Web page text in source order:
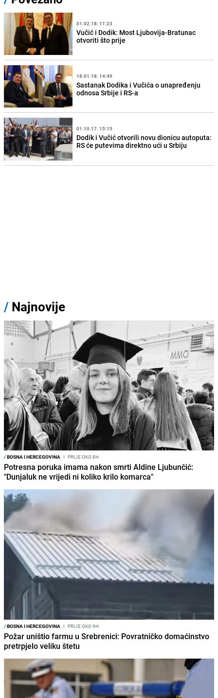
01.02.18. 11:23
Vučić i Dodik: Most Ljubovija-Bratunac
otvoriti što prije
18.01.18. 14:49
Sastanak Dodika i Vučića o unapređenju
odnosa Srbije i RS-a
01.10.17. 15:15
Dodik i Vučić otvorili novu dionicu autoputa:
RS će putevima direktno ući u Srbiju
/ Najnovije
/BOSNA I HERCEGOVINA I PRIJE OKO 8H
Potresna poruka imama nakon smrti Aldine Ljubunčić:
"Dunjaluk ne vrijedi ni koliko krilo komarca"
/BOSNA I HERCEGOVINA I PRIJE OKO 9H
Požar uništio farmu u Srebrenici: Povratničko domaćinstvo
pretrpjelo veliku štetu